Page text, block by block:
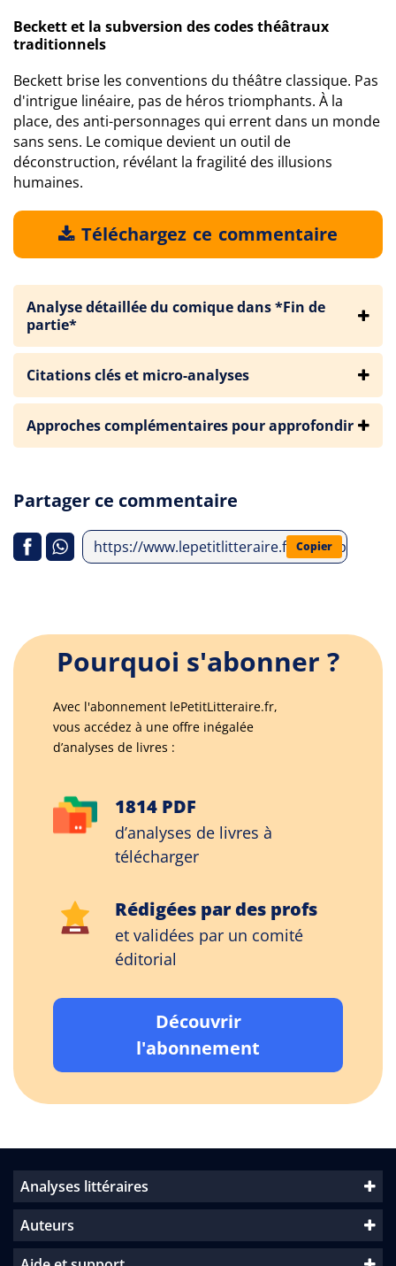
Beckett et la subversion des codes théâtraux
traditionnels
Beckett brise les conventions du théâtre classique. Pas
d'intrigue linéaire, pas de héros triomphants. À la
place, des anti-personnages qui errent dans un monde
sans sens. Le comique devient un outil de
déconstruction, révélant la fragilité des illusions
humaines.
Téléchargez ce commentaire
Analyse détaillée du comique dans *Fin de
partie*
Citations clés et micro-analyses
Approches complémentaires pour approfondir
Partager ce commentaire
https://www.lepetitlitteraire.fr/index.php/
Copier
Pourquoi s'abonner ?
Avec l'abonnement lePetitLitteraire.fr,
vous accédez à une offre inégalée
d’analyses de livres :
1814 PDF
d’analyses de livres à
télécharger
Rédigées par des profs
et validées par un comité
éditorial
Découvrir
l'abonnement
Analyses littéraires
Auteurs